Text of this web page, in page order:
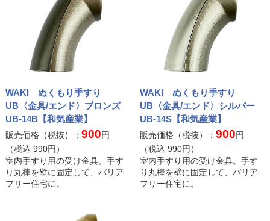
WAKI ぬくもり手すり
UB〈金具/エンド〉ブロンズ
UB-14B【和気産業】
販売価格（税抜）： 900円
（税込 990円）
室内手すり用の受け金具。手す
り丸棒を壁に固定して、バリア
フリー住宅に。
WAKI ぬくもり手すり
UB〈金具/エンド〉シルバー
UB-14S【和気産業】
販売価格（税抜）：900円
（税込990円）
室内手すり用の受け金具。手す
り丸棒を壁に固定して、バリア
フリー住宅に。